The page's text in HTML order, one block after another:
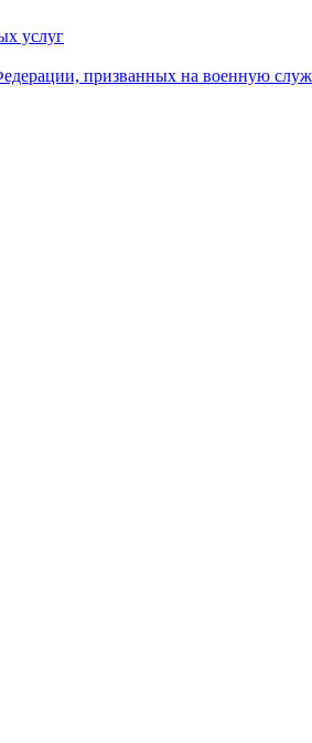
услуг
призванных на военную